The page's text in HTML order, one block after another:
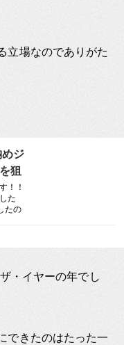
立場なのでありがた
ジ
狙
！！
た
たの
・イヤーの年でし
できたのはたった一